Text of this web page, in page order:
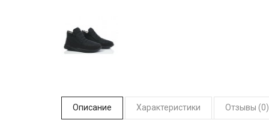
Описание Характеристики Отзывы (0)